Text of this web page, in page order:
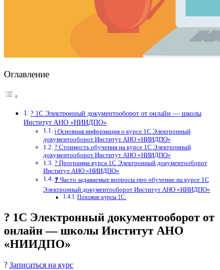
Оглавление
? 1С Электронный документооборот от онлайн — школы
Институт АНО «НИИДПО»
ℹ️ Основная информация о курсе 1С Электронный
документооборот Институт АНО «НИИДПО»
? Стоимость обучения на курсе 1С Электронный
документооборот Институт АНО «НИИДПО»
? Программа курса 1С Электронный документооборот
Институт АНО «НИИДПО»
❓ Часто задаваемые вопросы про обучение на курсе 1С
Электронный документооборот Институт АНО «НИИДПО»
Похожие курсы 1С:
? 1С Электронный документооборот от
онлайн — школы Институт АНО
«НИИДПО»
? Записаться на курс